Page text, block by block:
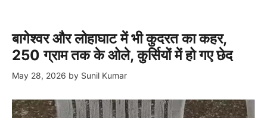
बागेश्वर और लोहाघाट में भी कुदरत का कहर,
250 ग्राम तक के ओले, कुर्सियों में हो गए छेद
May 28, 2026 by Sunil Kumar